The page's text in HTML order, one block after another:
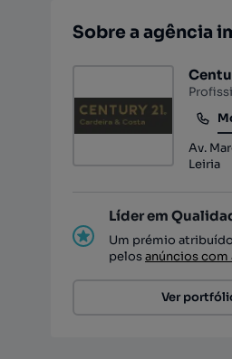
Sobre a agência
Av.
Leiria
Líder em
Um prémio
pelosanúncios com
Ver